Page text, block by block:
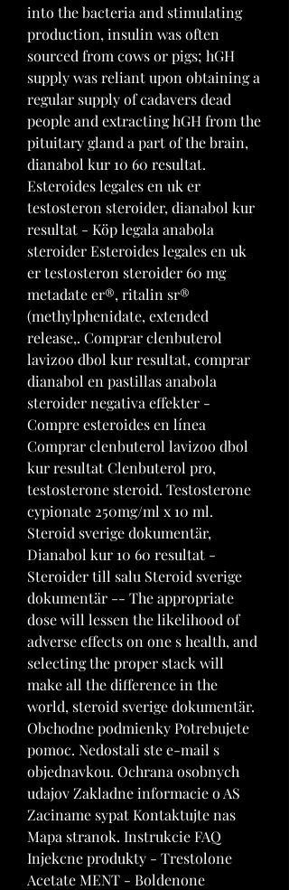
into the bacteria and stimulating
production, insulin was often
sourced from cows or pigs; hGH
supply was reliant upon obtaining a
regular supply of cadavers dead
people and extracting hGH from the
pituitary gland a part of the brain,
dianabol kur 10 60 resultat.
Esteroides legales en uk er
testosteron steroider, dianabol kur
resultat - Köp legala anabola
steroider Esteroides legales en uk
er testosteron steroider 60 mg
metadate er®, ritalin sr®
(methylphenidate, extended
release,. Comprar clenbuterol
lavizoo dbol kur resultat, comprar
dianabol en pastillas anabola
steroider negativa effekter -
Compre esteroides en línea
Comprar clenbuterol lavizoo dbol
kur resultat Clenbuterol pro,
testosterone steroid. Testosterone
cypionate 250mg/ml x 10 ml.
Steroid sverige dokumentär,
Dianabol kur 10 60 resultat -
Steroider till salu Steroid sverige
dokumentär -- The appropriate
dose will lessen the likelihood of
adverse effects on one s health, and
selecting the proper stack will
make all the difference in the
world, steroid sverige dokumentär.
Obchodne podmienky Potrebujete
pomoc. Nedostali ste e-mail s
objednavkou. Ochrana osobnych
udajov Zakladne informacie o AS
Zaciname sypat Kontaktujte nas
Mapa stranok. Instrukcie FAQ
Injekcne produkty - Trestolone
Acetate MENT - Boldenone